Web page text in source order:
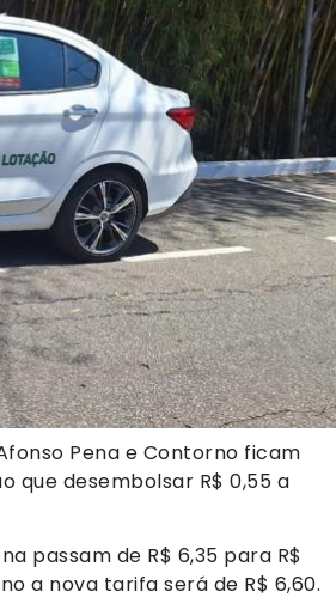
Pena e Contorno ficam
que desembolsar R$ 0,55 a
passam de R$ 6,35 para R$
a nova tarifa será de R$ 6,60.